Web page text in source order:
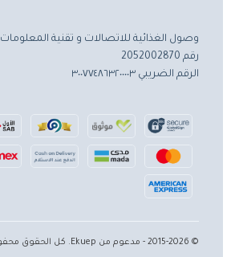
وصول الغذائية للاتصالات و تقنية المعلومات
رقم 2052002870
الرقم الضريبي ٣٠٠٧٧٤٨٦٣٢٠٠٠٠٣
© 2015-2026 - مدعوم من Ekuep. كل الحقوق محفوظة